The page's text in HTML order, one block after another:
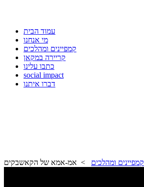
עמוד הבית
מי אנחנו
קמפיינים ומהלכים
קריירה במקאן
כתבו עלינו
social impact
דברו איתנו
קמפיינים ומהלכים > אמ-אמא של הקאשבקים